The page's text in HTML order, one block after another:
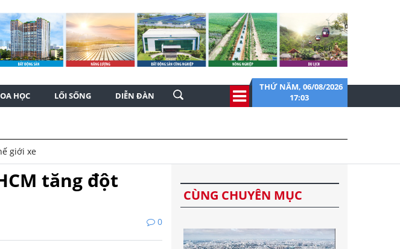
HỌC LỐI SỐNG DIỄN ĐÀN
THỨ NĂM, 06/08/2026
17:03
giới xe
tăng đột
0
CÙNG CHUYÊN MỤC